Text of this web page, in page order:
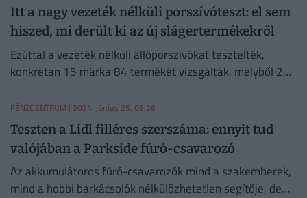
Itt a nagy vezeték nélküli porszívóteszt: el sem
hiszed, mi derült ki az új slágertermékekről
Ezúttal a vezeték nélküli állóporszívókat tesztelték,
konkrétan 15 márka 84 termékét vizsgálták, melyből 24
PÉNZCENTRUM | 2024. június 25. 06:26
Teszten a Lidl filléres szerszáma: ennyit tud
valójában a Parkside fúró-csavarozó
Az akkumulátoros fúró-csavarozók mind a szakemberek,
mind a hobbi barkácsolók nélkülözhetetlen segítője, de